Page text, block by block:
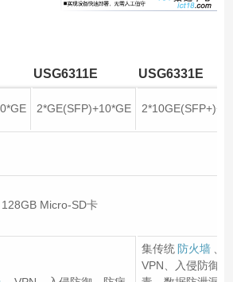
USG6311E USG6331E
2*GE(SFP)+10*GE
Micro-SD卡
集传统 防火墙
VPN、入侵防御、